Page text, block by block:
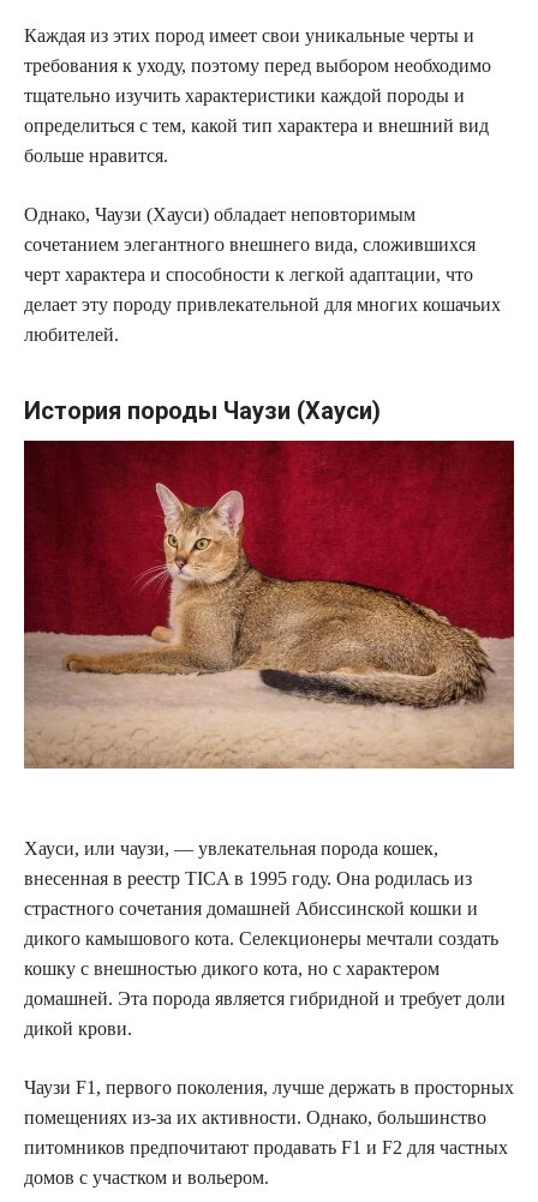
Каждая из этих пород имеет свои уникальные черты и
требования к уходу, поэтому перед выбором необходимо
тщательно изучить характеристики каждой породы и
определиться с тем, какой тип характера и внешний вид
больше нравится.
Однако, Чаузи (Хауси) обладает неповторимым
сочетанием элегантного внешнего вида, сложившихся
черт характера и способности к легкой адаптации, что
делает эту породу привлекательной для многих кошачьих
любителей.
История породы Чаузи (Хауси)
Хауси, или чаузи, — увлекательная порода кошек,
внесенная в реестр TICA в 1995 году. Она родилась из
страстного сочетания домашней Абиссинской кошки и
дикого камышового кота. Селекционеры мечтали создать
кошку с внешностью дикого кота, но с характером
домашней. Эта порода является гибридной и требует доли
дикой крови.
Чаузи F1, первого поколения, лучше держать в просторных
помещениях из-за их активности. Однако, большинство
питомников предпочитают продавать F1 и F2 для частных
домов с участком и вольером.